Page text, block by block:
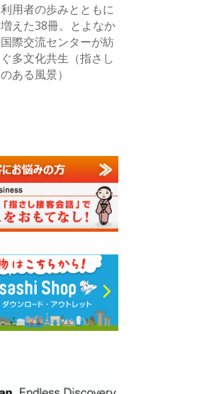
利用者の歩みとともに
増えた38冊。とよなか
国際交流センターが紡
ぐ多文化共生（指さし
のある風景）